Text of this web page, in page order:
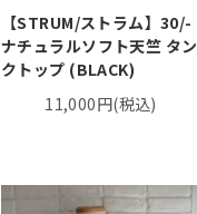
【STRUM/ストラム】30/-
ナチュラルソフト天竺 タン
クトップ (BLACK)
11,000円(税込)